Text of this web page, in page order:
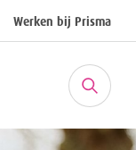
Werken bij Prisma